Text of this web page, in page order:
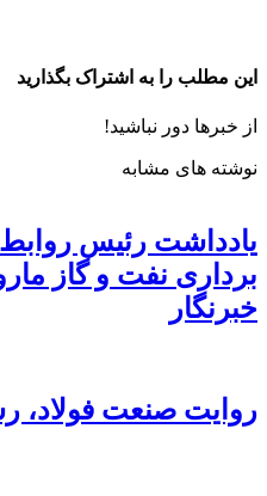
این مطلب را به اشتراک بگذارید
از خبرها دور نباشید!
نوشته های مشابه
یادداشت رئیس
برداری نفت و گاز
خبرنگار
روایت صنعت فولاد،‌